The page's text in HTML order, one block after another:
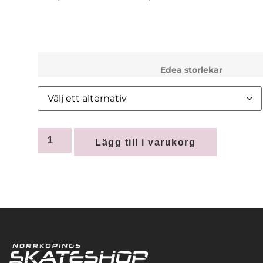
Edea storlekar
Lägg till i varukorg